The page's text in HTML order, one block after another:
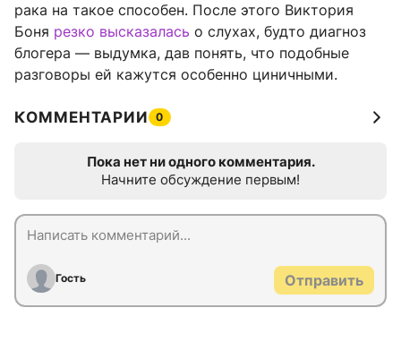
рака на такое способен. После этого Виктория
Боня резко высказалась о слухах, будто диагноз
блогера — выдумка, дав понять, что подобные
разговоры ей кажутся особенно циничными.
КОММЕНТАРИИ 0
Пока нет ни одного комментария.
Начните обсуждение первым!
Гость Отправить